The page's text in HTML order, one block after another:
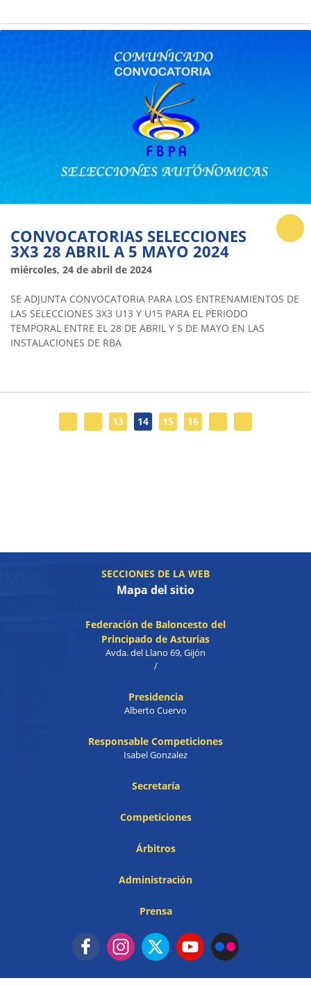
CONVOCATORIAS SELECCIONES
3X3 28 ABRIL A 5 MAYO 2024
miércoles, 24 de abril de 2024
SE ADJUNTA CONVOCATORIA PARA LOS ENTRENAMIENTOS DE
LAS SELECCIONES 3X3 U13 Y U15 PARA EL PERIODO
TEMPORAL ENTRE EL 28 DE ABRIL Y 5 DE MAYO EN LAS
INSTALACIONES DE RBA
13 14 15 16
SECCIONES DE LA WEB
Mapa del sitio
Federación de Baloncesto del
Principado de Asturias
Avda. del Llano 69, Gijón
/
Presidencia
Alberto Cuervo
Responsable Competiciones
Isabel Gonzalez
Secretaría
Competiciones
Árbitros
Administración
Prensa